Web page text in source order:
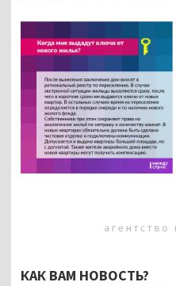
КАК ВАМ НОВОСТЬ?